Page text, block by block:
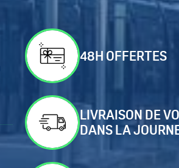
48H OFFERTES
LIVRAISON DE
DANS LA